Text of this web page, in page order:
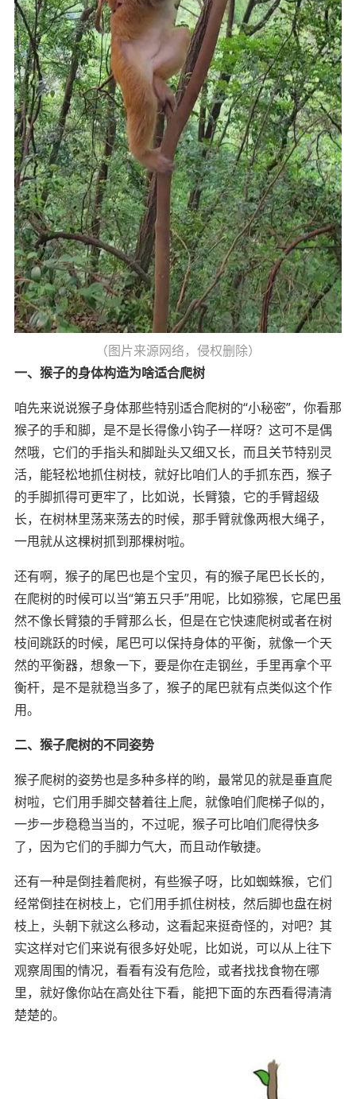
（图片来源网络，侵权删除）
一、猴子的身体构造为啥适合爬树
咱先来说说猴子身体那些特别适合爬树的“小秘密”，你看那
猴子的手和脚，是不是长得像小钩子一样呀？这可不是偶
然哦，它们的手指头和脚趾头又细又长，而且关节特别灵
活，能轻松地抓住树枝，就好比咱们人的手抓东西，猴子
的手脚抓得可更牢了，比如说，长臂猿，它的手臂超级
长，在树林里荡来荡去的时候，那手臂就像两根大绳子，
一甩就从这棵树抓到那棵树啦。
还有啊，猴子的尾巴也是个宝贝，有的猴子尾巴长长的，
在爬树的时候可以当“第五只手”用呢，比如猕猴，它尾巴虽
然不像长臂猿的手臂那么长，但是在它快速爬树或者在树
枝间跳跃的时候，尾巴可以保持身体的平衡，就像一个天
然的平衡器，想象一下，要是你在走钢丝，手里再拿个平
衡杆，是不是就稳当多了，猴子的尾巴就有点类似这个作
用。
二、猴子爬树的不同姿势
猴子爬树的姿势也是多种多样的哟，最常见的就是垂直爬
树啦，它们用手脚交替着往上爬，就像咱们爬梯子似的，
一步一步稳稳当当的，不过呢，猴子可比咱们爬得快多
了，因为它们的手脚力气大，而且动作敏捷。
还有一种是倒挂着爬树，有些猴子呀，比如蜘蛛猴，它们
经常倒挂在树枝上，它们用手抓住树枝，然后脚也盘在树
枝上，头朝下就这么移动，这看起来挺奇怪的，对吧？其
实这样对它们来说有很多好处呢，比如说，可以从上往下
观察周围的情况，看看有没有危险，或者找找食物在哪
里，就好像你站在高处往下看，能把下面的东西看得清清
楚楚的。